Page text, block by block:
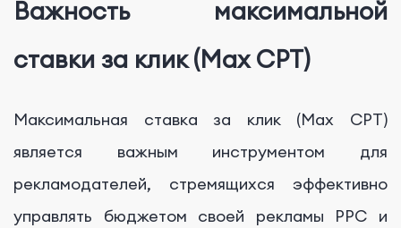
Важность максимальной
ставки за клик (Max CPT)
Максимальная ставка за клик (Max CPT)
является важным инструментом для
рекламодателей, стремящихся эффективно
управлять бюджетом своей рекламы PPC и